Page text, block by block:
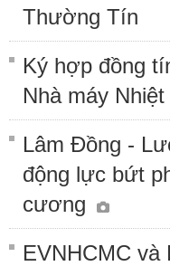
Thường Tín
Ký hợp đồng
Nhà máy
Lâm Đồng -
động lực bứt
cương
EVNHCMC và